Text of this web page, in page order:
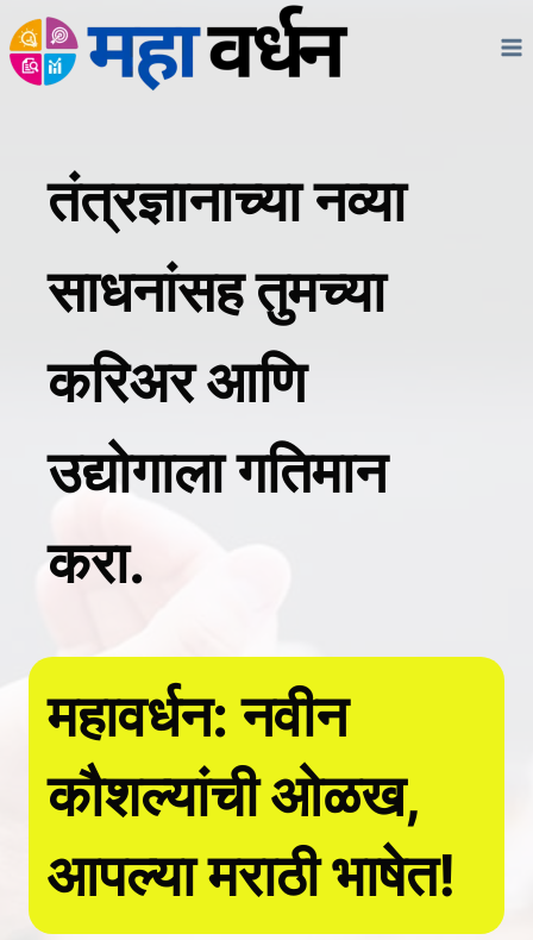
Skip
to
तंत्रज्ञानाच्या नव्या
साधनांसह तुमच्या
करिअर आणि
उद्योगाला गतिमान
करा.
महावर्धन: नवीन
कौशल्यांची ओळख,
आपल्या मराठी भाषेत!